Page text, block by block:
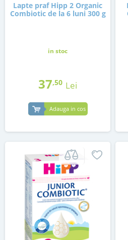
Lapte praf Hipp 2 Organic
Combiotic de la 6 luni 300 g
in stoc
37,50 Lei
Adauga in cos